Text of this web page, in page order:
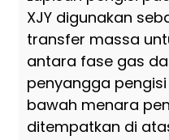
XJY digunakan
transfer massa
antara fase gas
penyangga
bawah menara
ditempatkan di